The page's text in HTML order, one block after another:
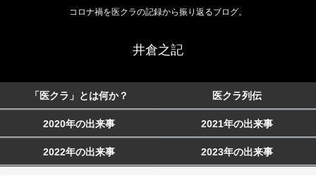
コロナ禍を医クラの記録から振り返るブログ。
井倉之記
「医クラ」とは何か？ 医クラ列伝
2020年の出来事 2021年の出来事
2022年の出来事 2023年の出来事